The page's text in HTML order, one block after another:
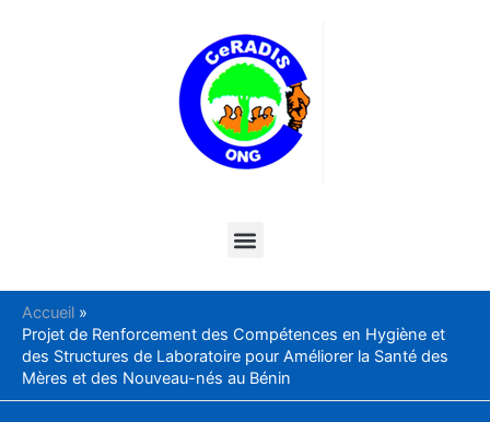
Accueil
Projet de Renforcement des Compétences en Hygiène et
des Structures de Laboratoire pour Améliorer la Santé des
Mères et des Nouveau-nés au Bénin